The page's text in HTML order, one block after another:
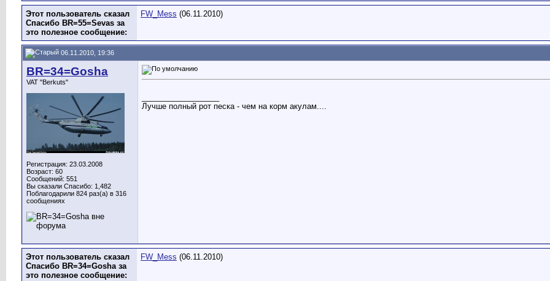
Этот пользователь сказал
Спасибо BR=55=Sevas за
это полезное сообщение:
FW_Mess (06.11.2010)
06.11.2010, 19:36
BR=34=Gosha
VAT "Berkuts"
Регистрация: 23.03.2008
Возраст: 60
Сообщений: 551
Вы сказали Спасибо: 1,482
Поблагодарили 824 раз(а) в 316
сообщениях
Лучше полный рот песка - чем на корм акулам....
Этот пользователь сказал
Спасибо BR=34=Gosha за
это полезное сообщение:
FW_Mess (06.11.2010)